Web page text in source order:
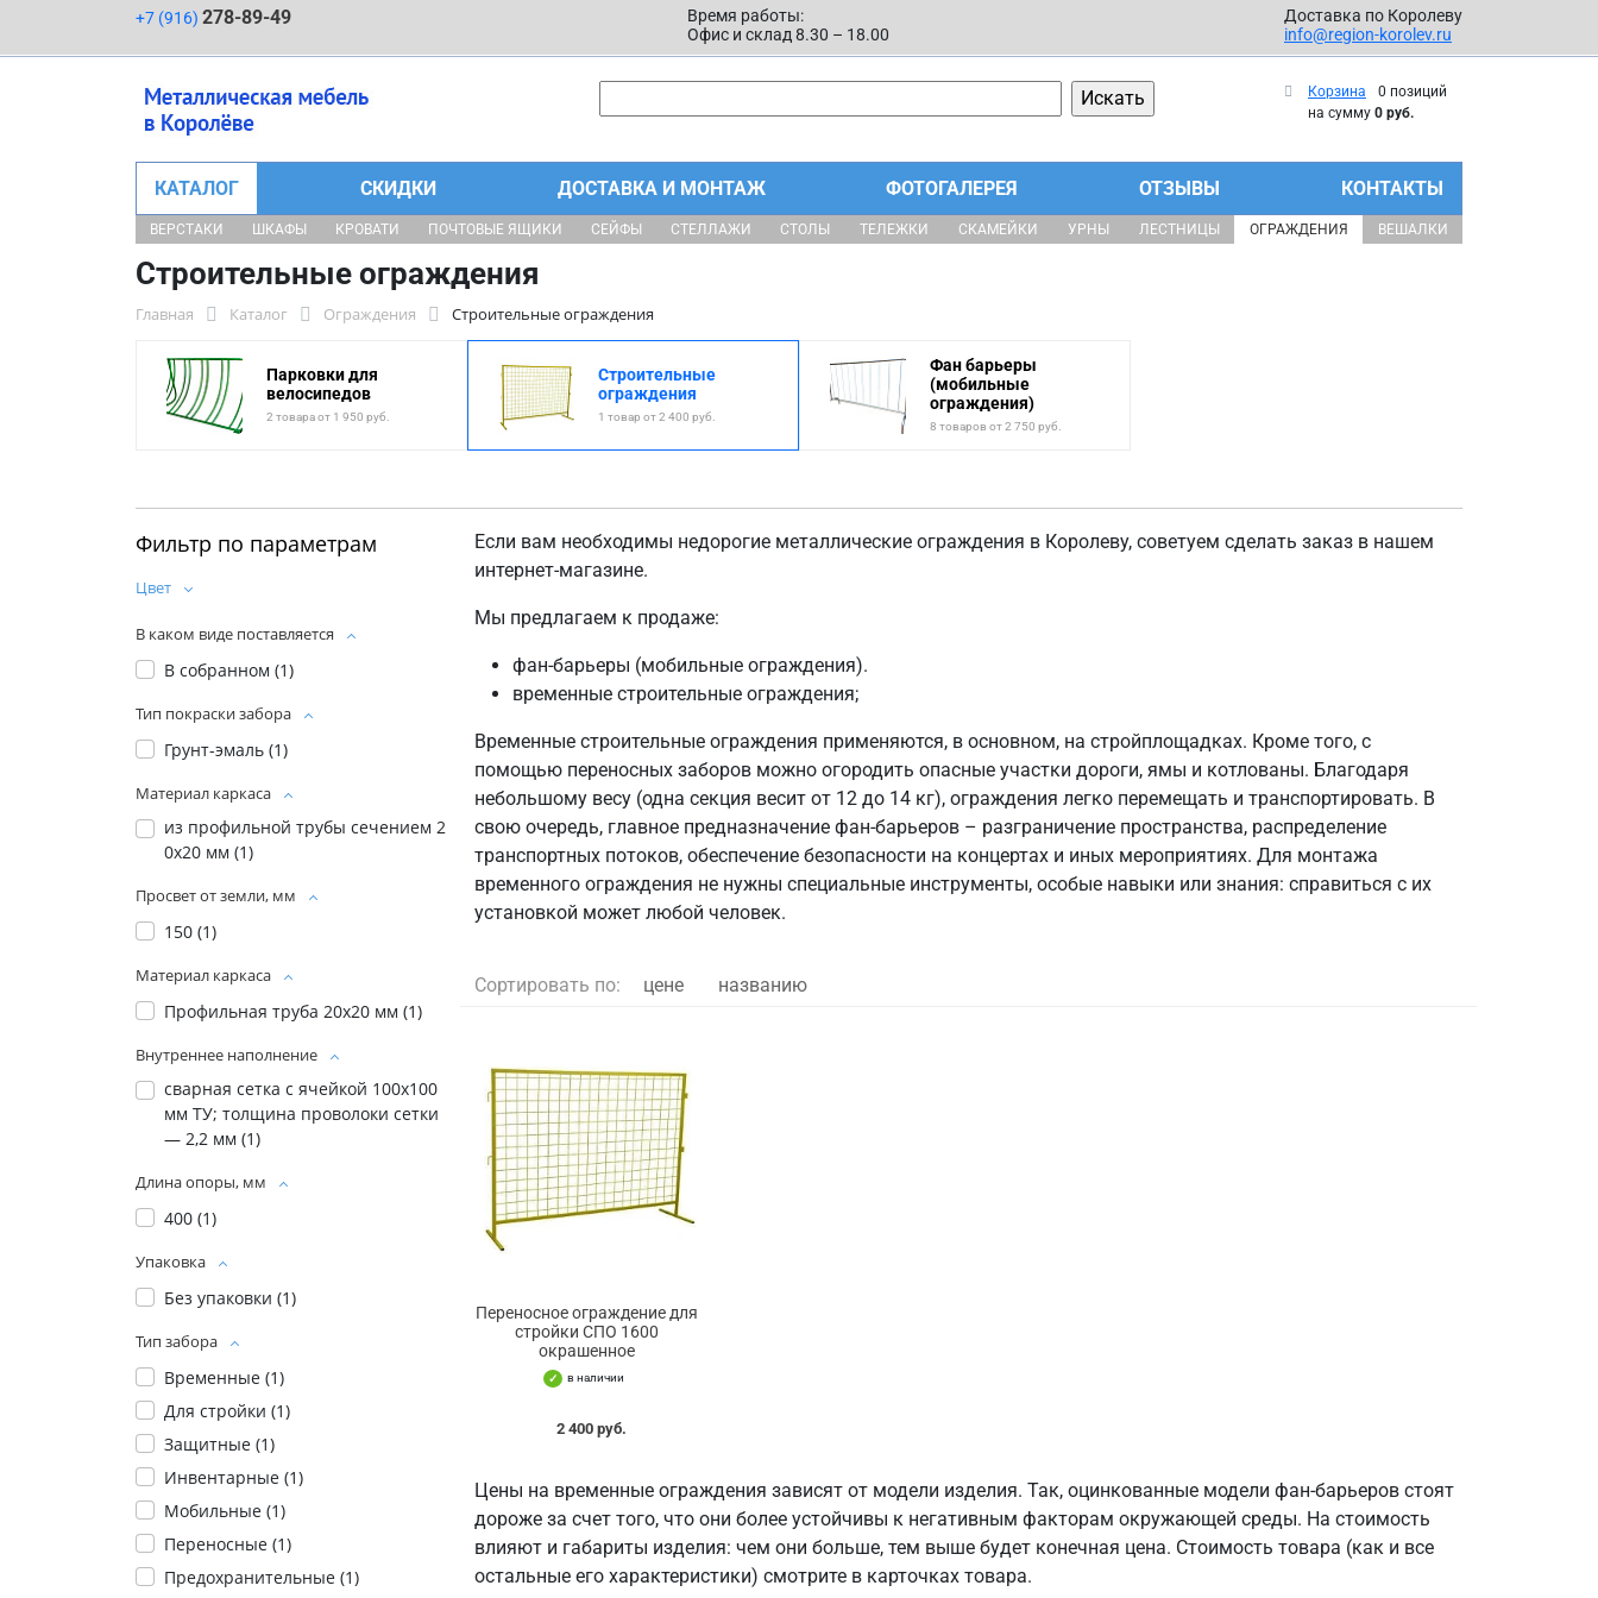
+7 (916) 278-89-49
Время работы:
Офис и склад 8.30 – 18.00
Доставка по Королеву
info@region-korolev.ru
Корзина
0 позиций
на сумму 0 руб.
КАТАЛОГ СКИДКИ ДОСТАВКА И МОНТАЖ ФОТОГАЛЕРЕЯ ОТЗЫВЫ КОНТАКТЫ
ВЕРСТАКИ ШКАФЫ КРОВАТИ ПОЧТОВЫЕ ЯЩИКИ СЕЙФЫ СТЕЛЛАЖИ СТОЛЫ ТЕЛЕЖКИ СКАМЕЙКИ УРНЫ ЛЕСТНИЦЫ ОГРАЖДЕНИЯ ВЕШАЛКИ
Строительные ограждения
Главная Каталог Ограждения Строительные ограждения
Парковки для
велосипедов
2 товара от 1 950 руб.
Строительные
ограждения
1 товар от 2 400 руб.
Фан барьеры
(мобильные
ограждения)
8 товаров от 2 750 руб.
Фильтр по параметрам
Цвет
В каком виде поставляется
В собранном (1)
Тип покраски забора
Грунт-эмаль (1)
Материал каркаса
из профильной трубы сечением 2
0х20 мм (1)
Просвет от земли, мм
150 (1)
Материал каркаса
Профильная труба 20x20 мм (1)
Внутреннее наполнение
сварная сетка с ячейкой 100х100
мм ТУ; толщина проволоки сетки
— 2,2 мм (1)
Длина опоры, мм
400 (1)
Упаковка
Без упаковки (1)
Тип забора
Временные (1)
Для стройки (1)
Защитные (1)
Инвентарные (1)
Мобильные (1)
Переносные (1)
Предохранительные (1)
Если вам необходимы недорогие металлические ограждения в Королеву, советуем сделать заказ в нашем
интернет-магазине.
Мы предлагаем к продаже:
фан-барьеры (мобильные ограждения).
временные строительные ограждения;
Временные строительные ограждения применяются, в основном, на стройплощадках. Кроме того, с
помощью переносных заборов можно огородить опасные участки дороги, ямы и котлованы. Благодаря
небольшому весу (одна секция весит от 12 до 14 кг), ограждения легко перемещать и транспортировать. В
свою очередь, главное предназначение фан-барьеров – разграничение пространства, распределение
транспортных потоков, обеспечение безопасности на концертах и иных мероприятиях. Для монтажа
временного ограждения не нужны специальные инструменты, особые навыки или знания: справиться с их
установкой может любой человек.
Сортировать по: цене названию
Переносное ограждение для
стройки СПО 1600
окрашенное
в наличии
2 400 руб.
Цены на временные ограждения зависят от модели изделия. Так, оцинкованные модели фан-барьеров стоят
дороже за счет того, что они более устойчивы к негативным факторам окружающей среды. На стоимость
влияют и габариты изделия: чем они больше, тем выше будет конечная цена. Стоимость товара (как и все
остальные его характеристики) смотрите в карточках товара.